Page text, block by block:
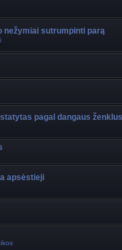
nežymiai sutrumpinti parą
pagal dangaus ženklus
apsėstieji